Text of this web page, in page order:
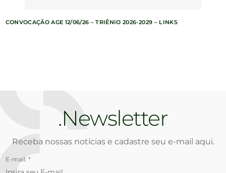
CONVOCAÇÃO AGE 12/06/26 – TRIÊNIO 2026-2029 – LINKS
Newsletter
Receba nossas notícias e cadastre seu e-mail aqui.
E-mail: *